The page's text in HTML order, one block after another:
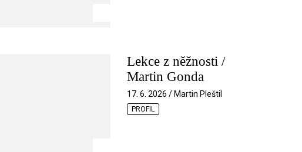
Lekce z něžnosti /
Martin Gonda
17. 6. 2026 / Martin Pleštil
PROFIL